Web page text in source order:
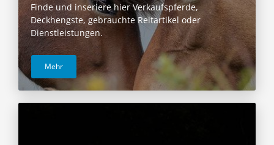
Finde und inseriere hier Verkaufspferde,
Deckhengste, gebrauchte Reitartikel oder
Dienstleistungen.
Mehr